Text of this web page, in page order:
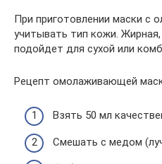
При приготовлении маски с
учитывать тип кожи.
подойдет для сухой или
Рецепт омолаживающей
Взять 50 мл
Смешать с медом